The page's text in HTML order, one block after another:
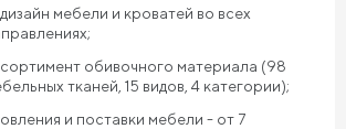
мебели и кроватей во всех
обивочного материала (98
тканей, 15 видов, 4 категории);
и поставки мебели - от 7